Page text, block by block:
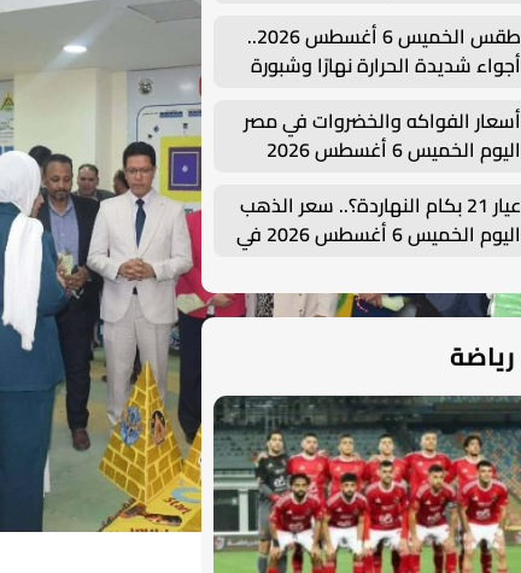
طقس الخميس 6 أغسطس 2026..
أجواء شديدة الحرارة نهارًا وشبورة
أسعار الفواكه والخضروات في مصر
اليوم الخميس 6 أغسطس 2026
عيار 21 بكام النهاردة؟.. سعر الذهب
اليوم الخميس 6 أغسطس 2026 في
رياضة